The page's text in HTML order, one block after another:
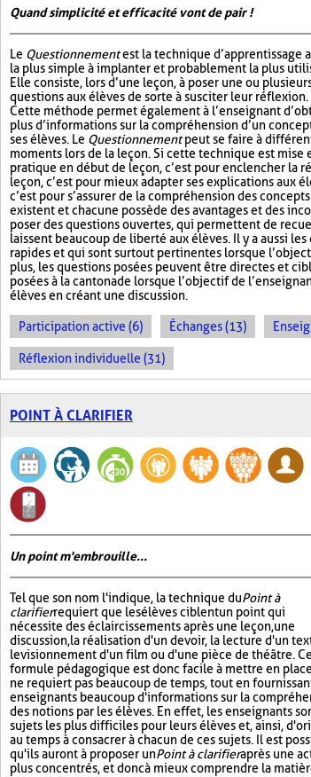
Quand simplicité et efficacité vont de pair !
Le Questionnementest la technique d’apprentissage
la plus simple à implanter et probablement la plus
Elle consiste, lors d’une leçon, à poser une ou
questions aux élèves de sorte à susciter leur réflexion.
Cette méthode permet également à l’enseignant
plus d’informations sur la compréhension d’un
ses élèves. Le Questionnementpeut se faire à
moments lors de la leçon. Si cette technique est mise
pratique en début de leçon, c’est pour enclencher la
leçon, c’est pour mieux adapter ses explications aux
c’est pour s’assurer de la compréhension des
existent et chacune possède des avantages et des
poser des questions ouvertes, qui permettent de
laissent beaucoup de liberté aux élèves. Il y a aussi
rapides et qui sont surtout pertinentes lorsque
plus, les questions posées peuvent être directes et
posées à la cantonade lorsque l’objectif de
élèves en créant une discussion.
Participation active (6) Échanges (13)
Réflexion individuelle (31)
POINT À CLARIFIER
Un point m'embrouille...
Tel que son nom l'indique, la technique duPoint à
clarifierrequiert que les élèves ciblent un point qui
nécessite des éclaircissements après une leçon, une
discussion, la réalisation d'un devoir, la lecture d'un
le visionnement d'un film ou d'une pièce de théâtre.
formule pédagogique est donc facile à mettre en
ne requiert pas beaucoup de temps, tout en
enseignants beaucoup d'informations sur la
des notions par les élèves. En effet, les enseignants
sujets les plus difficiles pour leurs élèves et, ainsi,
au temps à consacrer à chacun de ces sujets. Il est
qu'ils auront à proposer unPoint à clarifieraprès une
plus concentrés, et donc à mieux comprendre la